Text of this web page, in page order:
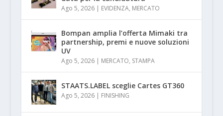
Ago 5, 2026| EVIDENZA, MERCATO
Bompan amplia l’offerta Mimaki tra
partnership, premi e nuove soluzioni
UV
Ago 5, 2026| MERCATO, STAMPA
STAATS.LABEL sceglie Cartes GT360
Ago 5, 2026| FINISHING